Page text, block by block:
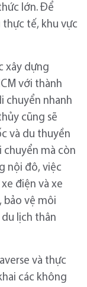
lớn. Để
tế, khu vực
xây dựng
với thành
chuyển nhanh
cũng sẽ
và du thuyền
chuyển mà còn
nội đô, việc
điện và xe
bảo vệ môi
lịch thân
và thực
các không